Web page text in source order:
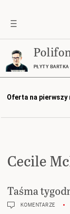
PŁYTY
Oferta na pierwszy
Cecile
Taśma
KOMENTARZE